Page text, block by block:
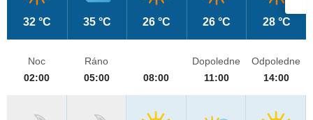
32 °C 35 °C 26 °C 26 °C 28 °C
Noc
02:00
Ráno
05:00
08:00
Dopoledne
11:00
Odpoledne
14:00